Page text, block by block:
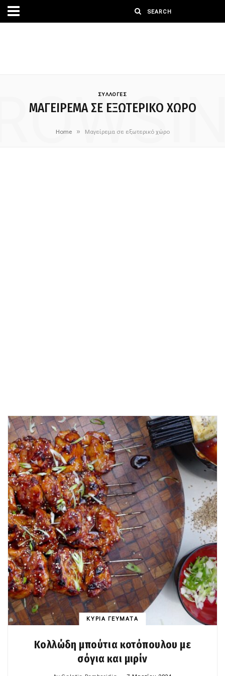
ΣΥΛΛΟΓΕΣ
ΜΑΓΕΊΡΕΜΑ ΣΕ ΕΞΩΤΕΡΙΚΌ ΧΏΡΟ
Home » Μαγείρεμα σε εξωτερικό χώρο
ΚΥΡΙΑ ΓΕΥΜΑΤΑ
Κολλώδη μπούτια κοτόπουλου με
σόγια και μιρίν